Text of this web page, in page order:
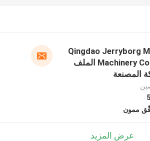
Qingdao Jerryborg
Machinery Co., Ltd الملف
المصنعة
ممون
عرض المزيد